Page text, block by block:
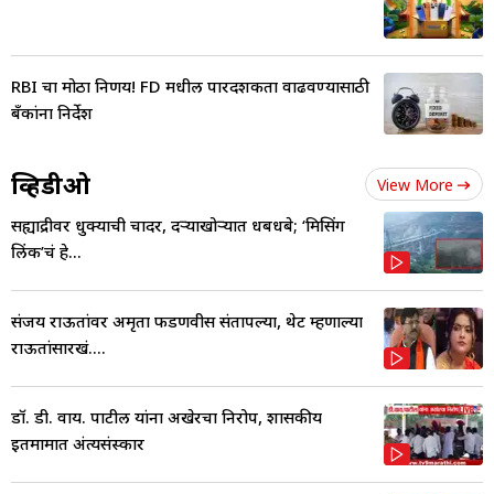
RBI चा मोठा निर्णय! FD मधील पारदर्शकता वाढवण्यासाठी
बँकांना निर्देश
व्हिडीओ View More
सह्याद्रीवर धुक्याची चादर, दऱ्याखोऱ्यात धबधबे; ‘मिसिंग
लिंक’चं हे...
संजय राऊतांवर अमृता फडणवीस संतापल्या, थेट म्हणाल्या
राऊतांसारखं....
डॉ. डी. वाय. पाटील यांना अखेरचा निरोप, शासकीय
इतमामात अंत्यसंस्कार